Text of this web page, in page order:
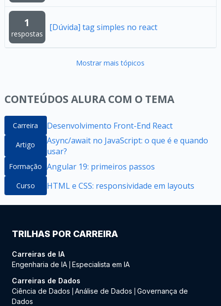
1
respostas
[Dúvida] tag simples no react
Mostrar mais tópicos
CONTEÚDOS ALURA COM O TEMA
Carreira Desenvolvimento Front-End React
Artigo
Async/await no JavaScript: o que é e quando
usar?
Formação Angular 19: primeiros passos
Curso HTML e CSS: responsividade em layouts
TRILHAS POR CARREIRA
Carreiras de IA
Engenharia de IA Especialista em IA
Carreiras de Dados
Ciência de Dados
Análise de Dados
Governança de
Dados